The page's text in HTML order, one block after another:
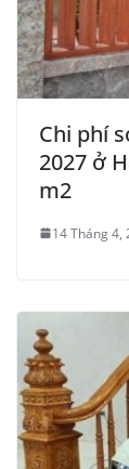
Chi phí
2027 ở
m2
14 Tháng 4,